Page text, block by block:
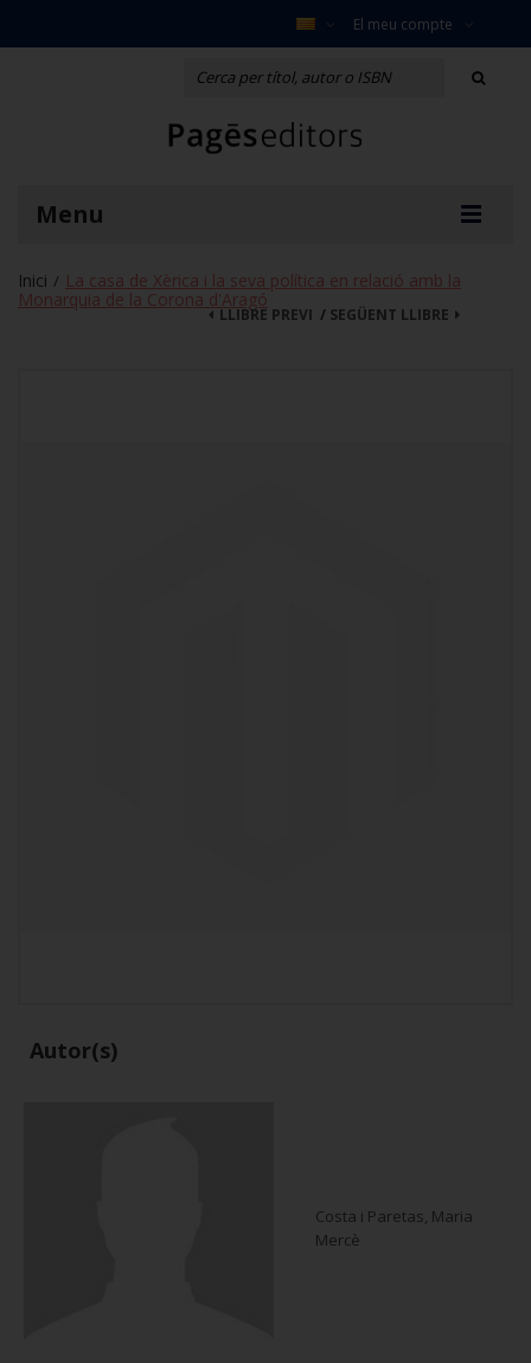
El meu compte
Menu
Inici / La casa de Xèrica i la seva política en relació amb la
Monarquia de la Corona d'Aragó
SEGÜENT LLIBRE
LLIBRE PREVI /
Autor(s)
Costa i Paretas, Maria
Mercè